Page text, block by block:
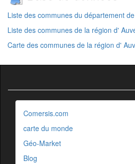
Liste des communes du département
Liste des communes de la région d'
Carte des communes de la région d'
Comersis.com
carte du monde
Géo-Market
Blog